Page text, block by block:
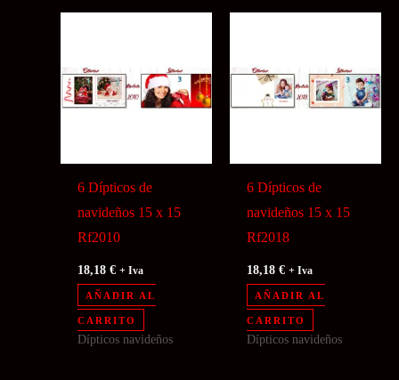
6 Dípticos de
navideños 15 x 15
Rf2010
18,18€ + Iva
AÑADIR AL
CARRITO
Dípticos navideños
6 Dípticos de
navideños 15 x 15
Rf2018
18,18€ + Iva
AÑADIR AL
CARRITO
Dípticos navideños